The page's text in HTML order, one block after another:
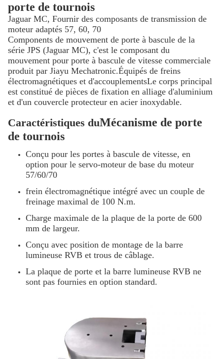
porte de tournois
Jaguar MC, Fournir des composants de transmission de
moteur adaptés 57, 60, 70
Components de mouvement de porte à bascule de la
série JPS (Jaguar MC), c'est le composant du
mouvement pour porte à bascule de vitesse commerciale
produit par Jiayu Mechatronic.Équipés de freins
électromagnétiques et d'accouplementsLe corps principal
est constitué de pièces de fixation en alliage d'aluminium
et d'un couvercle protecteur en acier inoxydable.
Caractéristiques duMécanisme de porte
de tournois
Conçu pour les portes à bascule de vitesse, en
option pour le servo-moteur de base du moteur
57/60/70
frein électromagnétique intégré avec un couple de
freinage maximal de 100 N.m.
Charge maximale de la plaque de la porte de 600
mm de largeur.
Conçu avec position de montage de la barre
lumineuse RVB et trous de câblage.
La plaque de porte et la barre lumineuse RVB ne
sont pas fournies en option standard.